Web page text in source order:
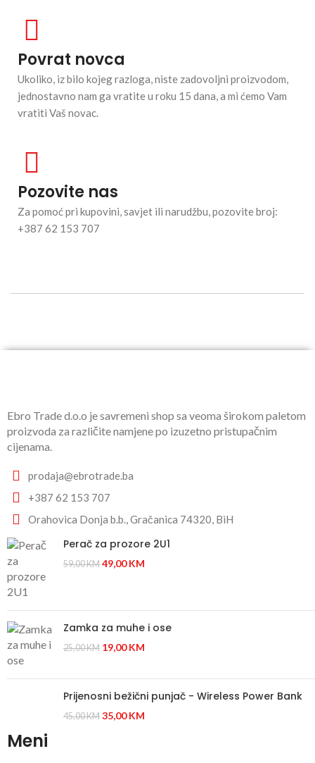
Povrat novca
Ukoliko, iz bilo kojeg razloga, niste zadovoljni proizvodom,
jednostavno nam ga vratite u roku 15 dana, a mi ćemo Vam
vratiti Vaš novac.
Pozovite nas
Za pomoć pri kupovini, savjet ili narudžbu, pozovite broj:
+387 62 153 707
Ebro Trade d.o.o je savremeni shop sa veoma širokom paletom
proizvoda za različite namjene po izuzetno pristupačnim
cijenama.
prodaja@ebrotrade.ba
+387 62 153 707
Orahovica Donja b.b., Gračanica 74320, BiH
Perač za prozore 2U1
59,00KM 49,00KM
Zamka za muhe i ose
25,00KM 19,00KM
Prijenosni bežični punjač - Wireless Power Bank
45,00KM 35,00KM
Meni